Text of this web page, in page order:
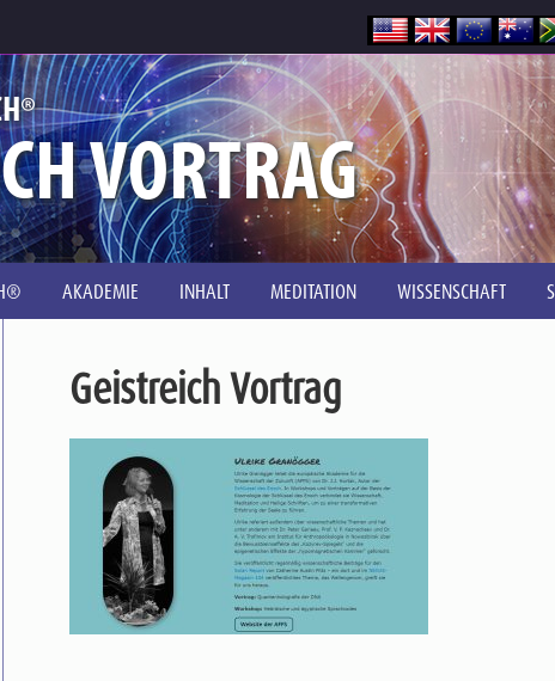
®
VORTRAG
AKADEMIE INHALT MEDITATION WISSENSCHAFT
Geistreich Vortrag